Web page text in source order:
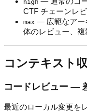
high
CTF チェーンレ
max — 広範なアー
体のレビュー、
コンテキスト
コードレビュー —
最近のローカル変更を